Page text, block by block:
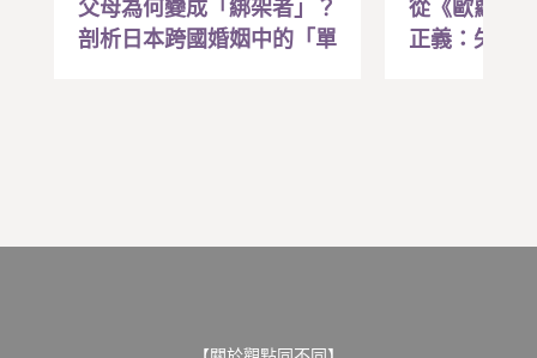
父母為何變成「綁架者」？
剖析日本跨國婚姻中的「單
從《歐蘿拉
正義：失去